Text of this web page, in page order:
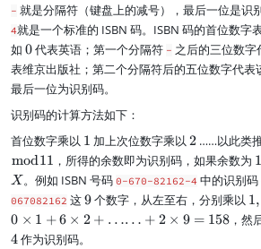
- 就是分隔符（键盘上的减号），最后一位是识
4就是一个标准的 ISBN 码。ISBN 码的首位数字
如0
0代表英语；第一个分隔符 - 之后的三位数
表维京出版社；第二个分隔符后的五位数字代表
最后一位为识别码。
识别码的计算方法如下：
首位数字乘以 11 加上次位数字乘以2
2 ……以此类
mod11 ，所得的余数即为识别码，如果余数为 1
0
X 。例如 ISBN 号码0-670-82162-4 中的识别码
067082162 这9
9个数字，从左至右，分别乘以 1
,
2
1,
0 × 1 +6 × 2 + …… + 2 × 9 = 158 ，然
4作为识别码。